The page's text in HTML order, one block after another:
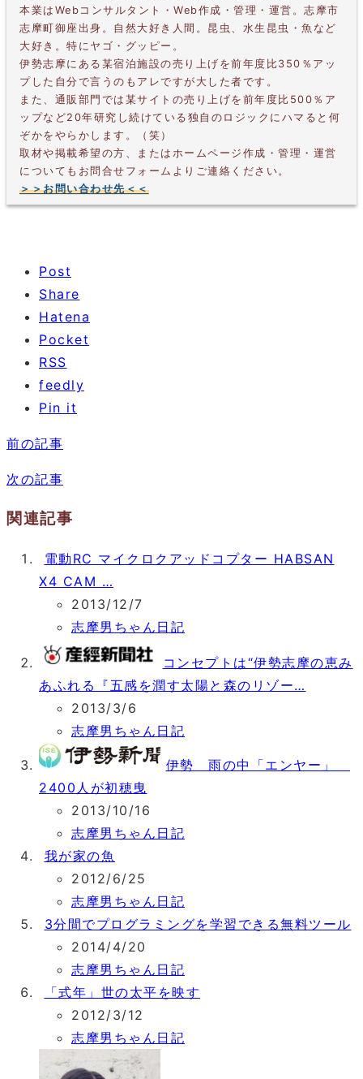
本業はWebコンサルタント・Web作成・管理・運営。志摩市
志摩町御座出身。自然大好き人間。昆虫、水生昆虫・魚など
大好き。特にヤゴ・グッピー。
伊勢志摩にある某宿泊施設の売り上げを前年度比350％アッ
プした自分で言うのもアレですが大した者です。
また、通販部門では某サイトの売り上げを前年度比500％ア
ップなど20年研究し続けている独自のロジックにハマると何
ぞかをやらかします。（笑）
取材や掲載希望の方、またはホームページ作成・管理・運営
についてもお問合せフォームよりご連絡ください。
＞＞お問い合わせ先＜＜
Post
Share
Hatena
Pocket
RSS
feedly
Pin it
前の記事
次の記事
関連記事
電動RC マイクロクアッドコプター HABSAN
X4 CAM …
2013/12/7
志摩男ちゃん日記
コンセプトは“伊勢志摩の恵み
あふれる『五感を潤す太陽と森のリゾー…
2013/3/6
志摩男ちゃん日記
伊勢 雨の中「エンヤー」
2400人が初穂曳
2013/10/16
志摩男ちゃん日記
我が家の魚
2012/6/25
志摩男ちゃん日記
3分間でプログラミングを学習できる無料ツール
2014/4/20
志摩男ちゃん日記
「式年」世の太平を映す
2012/3/12
志摩男ちゃん日記